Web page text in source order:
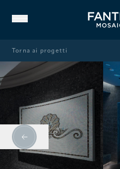
CHI
Torna ai progetti